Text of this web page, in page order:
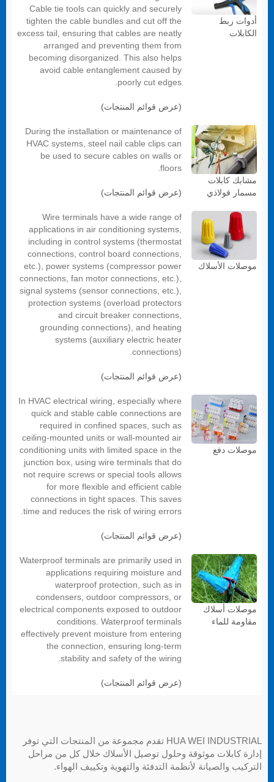
أدوات ربط
الكابلات
Cable tie tools can quickly and securely
tighten the cable bundles and cut off the
excess tail, ensuring that cables are neatly
arranged and preventing them from
becoming disorganized. This also helps
avoid cable entanglement caused by
poorly cut edges.
(عرض قوائم المنتجات)
مشابك كابلات
مسمار فولاذي
During the installation or maintenance of
HVAC systems, steel nail cable clips can
be used to secure cables on walls or
floors.
(عرض قوائم المنتجات)
موصلات الأسلاك
Wire terminals have a wide range of
applications in air conditioning systems,
including in control systems (thermostat
connections, control board connections,
etc.), power systems (compressor power
connections, fan motor connections, etc.),
signal systems (sensor connections, etc.),
protection systems (overload protectors
and circuit breaker connections,
grounding connections), and heating
systems (auxiliary electric heater
connections).
(عرض قوائم المنتجات)
موصلات دفع
In HVAC electrical wiring, especially where
quick and stable cable connections are
required in confined spaces, such as
ceiling-mounted units or wall-mounted air
conditioning units with limited space in the
junction box, using wire terminals that do
not require screws or special tools allows
for more flexible and efficient cable
connections in tight spaces. This saves
time and reduces the risk of wiring errors.
(عرض قوائم المنتجات)
موصلات أسلاك
مقاومة للماء
Waterproof terminals are primarily used in
applications requiring moisture and
waterproof protection, such as in
condensers, outdoor compressors, or
electrical components exposed to outdoor
conditions. Waterproof terminals
effectively prevent moisture from entering
the connection, ensuring long-term
stability and safety of the wiring.
(عرض قوائم المنتجات)
HUA WEI INDUSTRIAL تقدم مجموعة من المنتجات التي توفر
إدارة كابلات موثوقة وحلول توصيل الأسلاك خلال كل من مراحل
التركيب والصيانة لأنظمة التدفئة والتهوية وتكييف الهواء.